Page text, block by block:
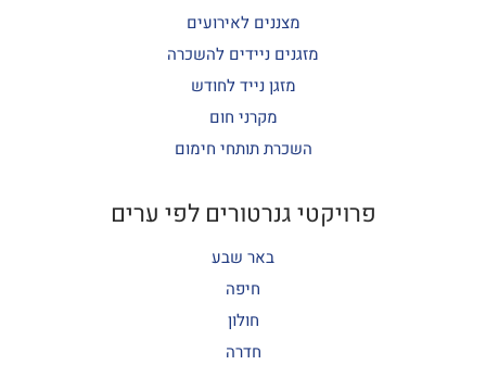
מצננים לאירועים
מזגנים ניידים להשכרה
מזגן נייד לחודש
מקרני חום
השכרת תותחי חימום
פרויקטי גנרטורים לפי ערים
באר שבע
חיפה
חולון
חדרה